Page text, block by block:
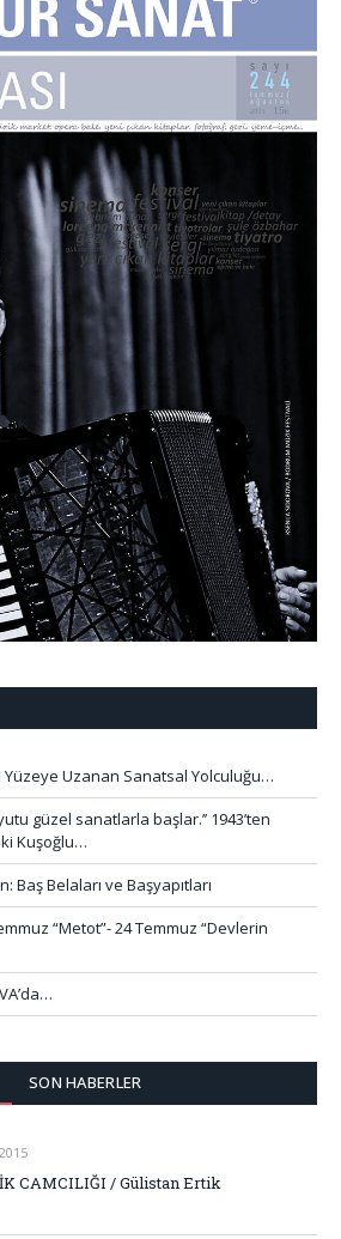
Yüzeye Uzanan Sanatsal Yolculuğu…
güzel sanatlarla başlar.’’ 1943’ten
Kuşoğlu…
Baş Belaları ve Başyapıtları
“Metot”- 24 Temmuz “Devlerin
SON HABERLER
CAMCILIĞI / Gülistan Ertik